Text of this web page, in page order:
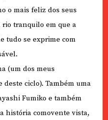
o mais feliz dos seus
tranquilo em que a
tudo se exprime com
(um dos meus
ciclo). Também uma
Fumiko e também
história comovente vista,